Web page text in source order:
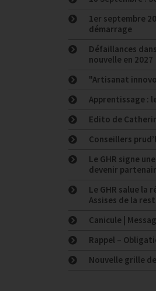
1er septembre
démarrage
Défaillances
nouvelle en 2027
"Artisanat
Apprentissage :
Edito de
Conseillers
Le GHR signe
devenir
Le GHR salue la
Assises de la
Canicule |
Rappel –
Nouvelle grille